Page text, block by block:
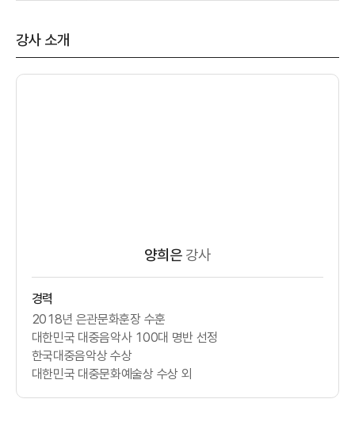
강사 소개
양희은강사
경력
2018년 은관문화훈장 수훈
대한민국 대중음악사 100대 명반 선정
한국대중음악상 수상
대한민국 대중문화예술상 수상 외